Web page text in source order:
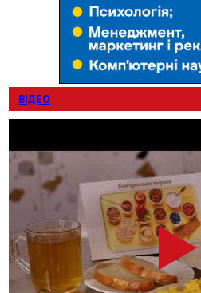
ВІДЕО